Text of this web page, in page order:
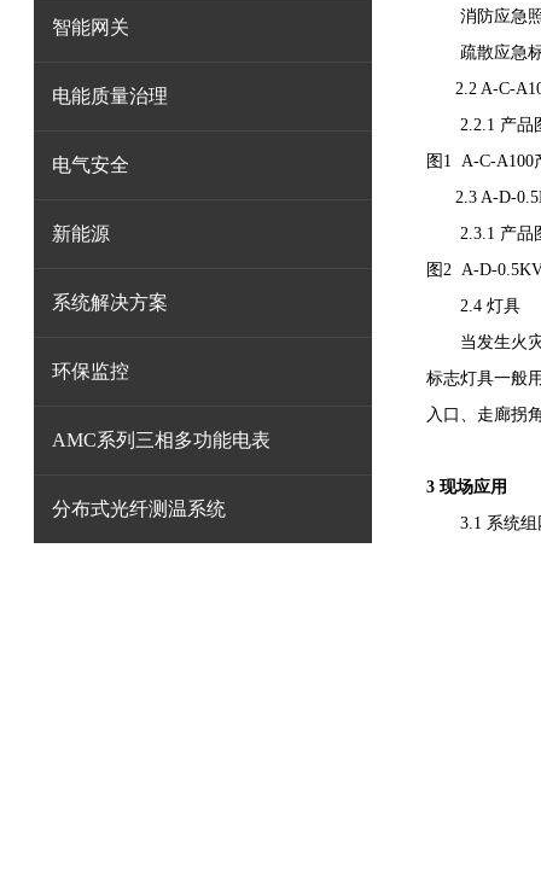
智能网关
电能质量治理
电气安全
新能源
系统解决方案
环保监控
AMC系列三相多功能电表
分布式光纤测温系统
消防应急照
疏散应急标
2.2 A-C-
2.2.1 产品
图1 A-C-A100
2.3 A-D-
2.3.1 产品
图2 A-D-
2.4 灯具
当发生火灾
标志灯具一般
入口、走廊拐
3 现场应用
3.1 系统组